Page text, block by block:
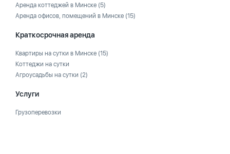
Аренда коттеджей в Минске (5)
Аренда офисов, помещений в Минске (15)
Краткосрочная аренда
Квартиры на сутки в Минске (15)
Коттеджи на сутки
Агроусадьбы на сутки (2)
Услуги
Грузоперевозки